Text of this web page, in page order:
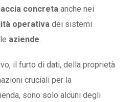
concreta anche nei
operativa dei sistemi
aziende
il furto di dati, della proprietà
cruciali per la
sono solo alcuni degli